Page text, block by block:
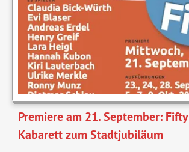
Premiere am 21. September:
Kabarett zum Stadtjubiläum